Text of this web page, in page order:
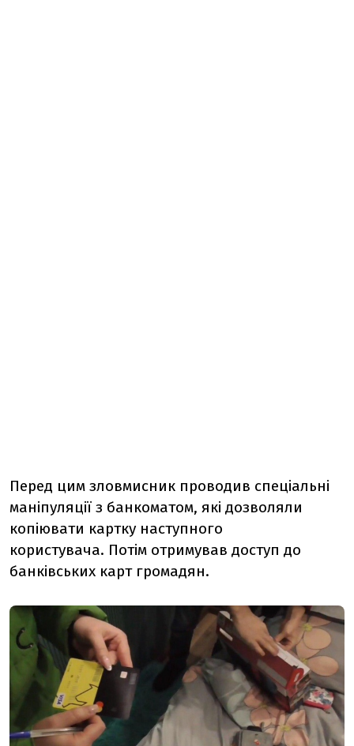
Перед цим зловмисник проводив спеціальні
маніпуляції з банкоматом, які дозволяли
копіювати картку наступного
користувача. Потім отримував доступ до
банківських карт громадян.